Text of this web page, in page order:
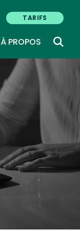
TARIFS
À PROPOS